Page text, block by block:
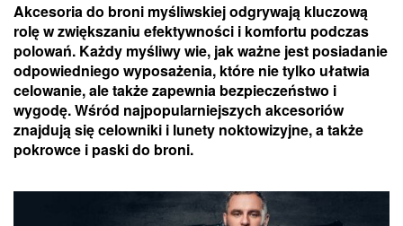
Akcesoria do broni myśliwskiej odgrywają kluczową
rolę w zwiększaniu efektywności i komfortu podczas
polowań. Każdy myśliwy wie, jak ważne jest posiadanie
odpowiedniego wyposażenia, które nie tylko ułatwia
celowanie, ale także zapewnia bezpieczeństwo i
wygodę. Wśród najpopularniejszych akcesoriów
znajdują się celowniki i lunety noktowizyjne, a także
pokrowce i paski do broni.